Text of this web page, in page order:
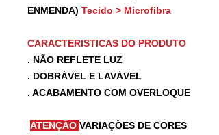
ENMENDA) Tecido > Microfibra
CARACTERISTICAS DO PRODUTO
. NÃO REFLETE LUZ
. DOBRÁVEL E LAVÁVEL
. ACABAMENTO COM OVERLOQUE
ATENÇÃO VARIAÇÕES DE CORES